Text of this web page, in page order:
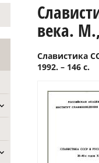
века.
Славистика
1992. – 146 c.